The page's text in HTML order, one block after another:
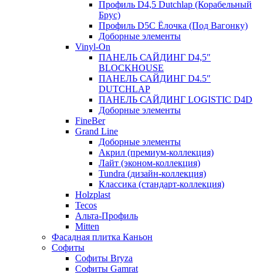
Профиль D4,5 Dutchlap (Корабельный
Брус)
Профиль D5C Ёлочка (Под Вагонку)
Доборные элементы
Vinyl-On
ПАНЕЛЬ САЙДИНГ D4,5″
BLOCKHOUSE
ПАНЕЛЬ САЙДИНГ D4.5″
DUTCHLAP
ПАНЕЛЬ САЙДИНГ LOGISTIC D4D
Доборные элементы
FineBer
Grand Line
Доборные элементы
Акрил (премиум-коллекция)
Лайт (эконом-коллекция)
Tundra (дизайн-коллекция)
Классика (стандарт-коллекция)
Holzplast
Tecos
Альта-Профиль
Mitten
Фасадная плитка Каньон
Софиты
Софиты Bryza
Софиты Gamrat